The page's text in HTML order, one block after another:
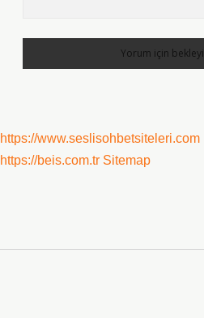
https://www.seslisohbetsiteleri.com
https://beis.com.tr Sitemap